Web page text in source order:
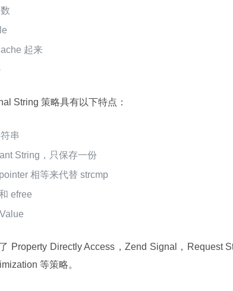
起来
String 策略具有以下特点：
串
String，只保存一份
相等来代替 strcmp
efree
Property Directly Access，Zend Signal，Request
等策略。